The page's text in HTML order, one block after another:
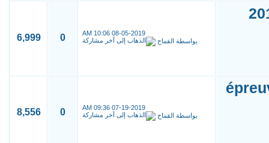
الطب بمراكش 2016
08-05-2019
10:06 AM
بواسطة القماح 0
6,999
07-19-2019
09:36 AM
بواسطة القماح 0
8,556